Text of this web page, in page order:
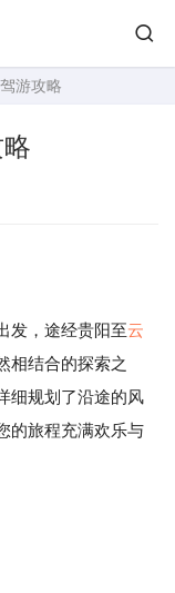
游攻略
发，途经贵阳至云
相结合的探索之
细规划了沿途的风
的旅程充满欢乐与